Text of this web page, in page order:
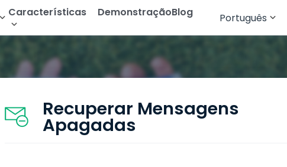
Características
Rastrear Geolocalização
Apps de Namoro
Transmissão de Áudio
DemonstraçãoBlog Português
Français
Recuperar Mensagens
Apagadas